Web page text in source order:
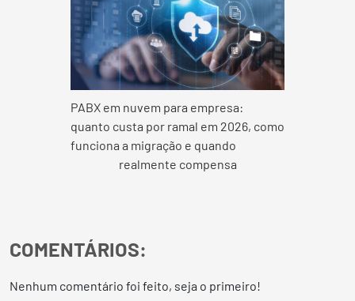
PABX em nuvem para empresa:
quanto custa por ramal em 2026, como
funciona a migração e quando
realmente compensa
COMENTÁRIOS:
Nenhum comentário foi feito, seja o primeiro!